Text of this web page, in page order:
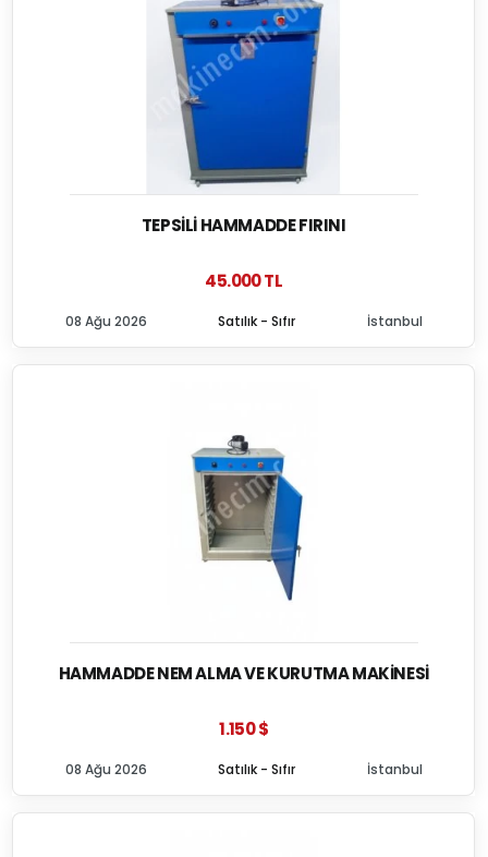
TEPSILI HAMMADDE FIRINI
45.000 TL
Satılık - Sıfır
08 Ağu 2026 İstanbul
HAMMADDE NEM ALMA VE KURUTMA MAKINESI
1.150 $
Satılık - Sıfır
08 Ağu 2026 İstanbul